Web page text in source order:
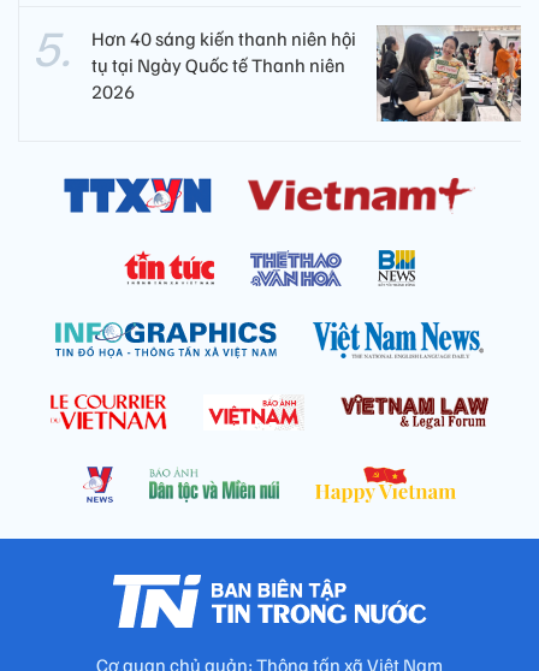
Hơn 40 sáng kiến thanh niên hội
tụ tại Ngày Quốc tế Thanh niên
2026
Cơ quan chủ quản: Thông tấn xã Việt Nam